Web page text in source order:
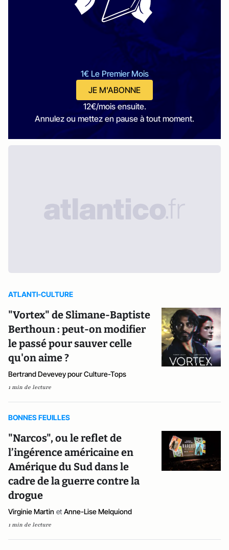
1€ Le Premier Mois
JE M'ABONNE
12€/mois ensuite.
Annulez ou mettez en pause à tout moment.
ATLANTI-CULTURE
"Vortex" de Slimane-Baptiste
Berthoun : peut-on modifier
le passé pour sauver celle
qu'on aime ?
Bertrand Devevey pour Culture-Tops
1 min de lecture
BONNES FEUILLES
"Narcos", ou le reflet de
l’ingérence américaine en
Amérique du Sud dans le
cadre de la guerre contre la
drogue
Virginie Martin et Anne-Lise Melquiond
1 min de lecture